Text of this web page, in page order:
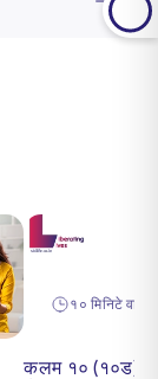
१० मिनिटे
कलम १० (१०ड)